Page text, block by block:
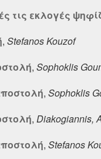
τις εκλογές
, Stefanos Kouzof
, Sophoklis
, Sophoklis
, Diakogiannis,
, Stefanos